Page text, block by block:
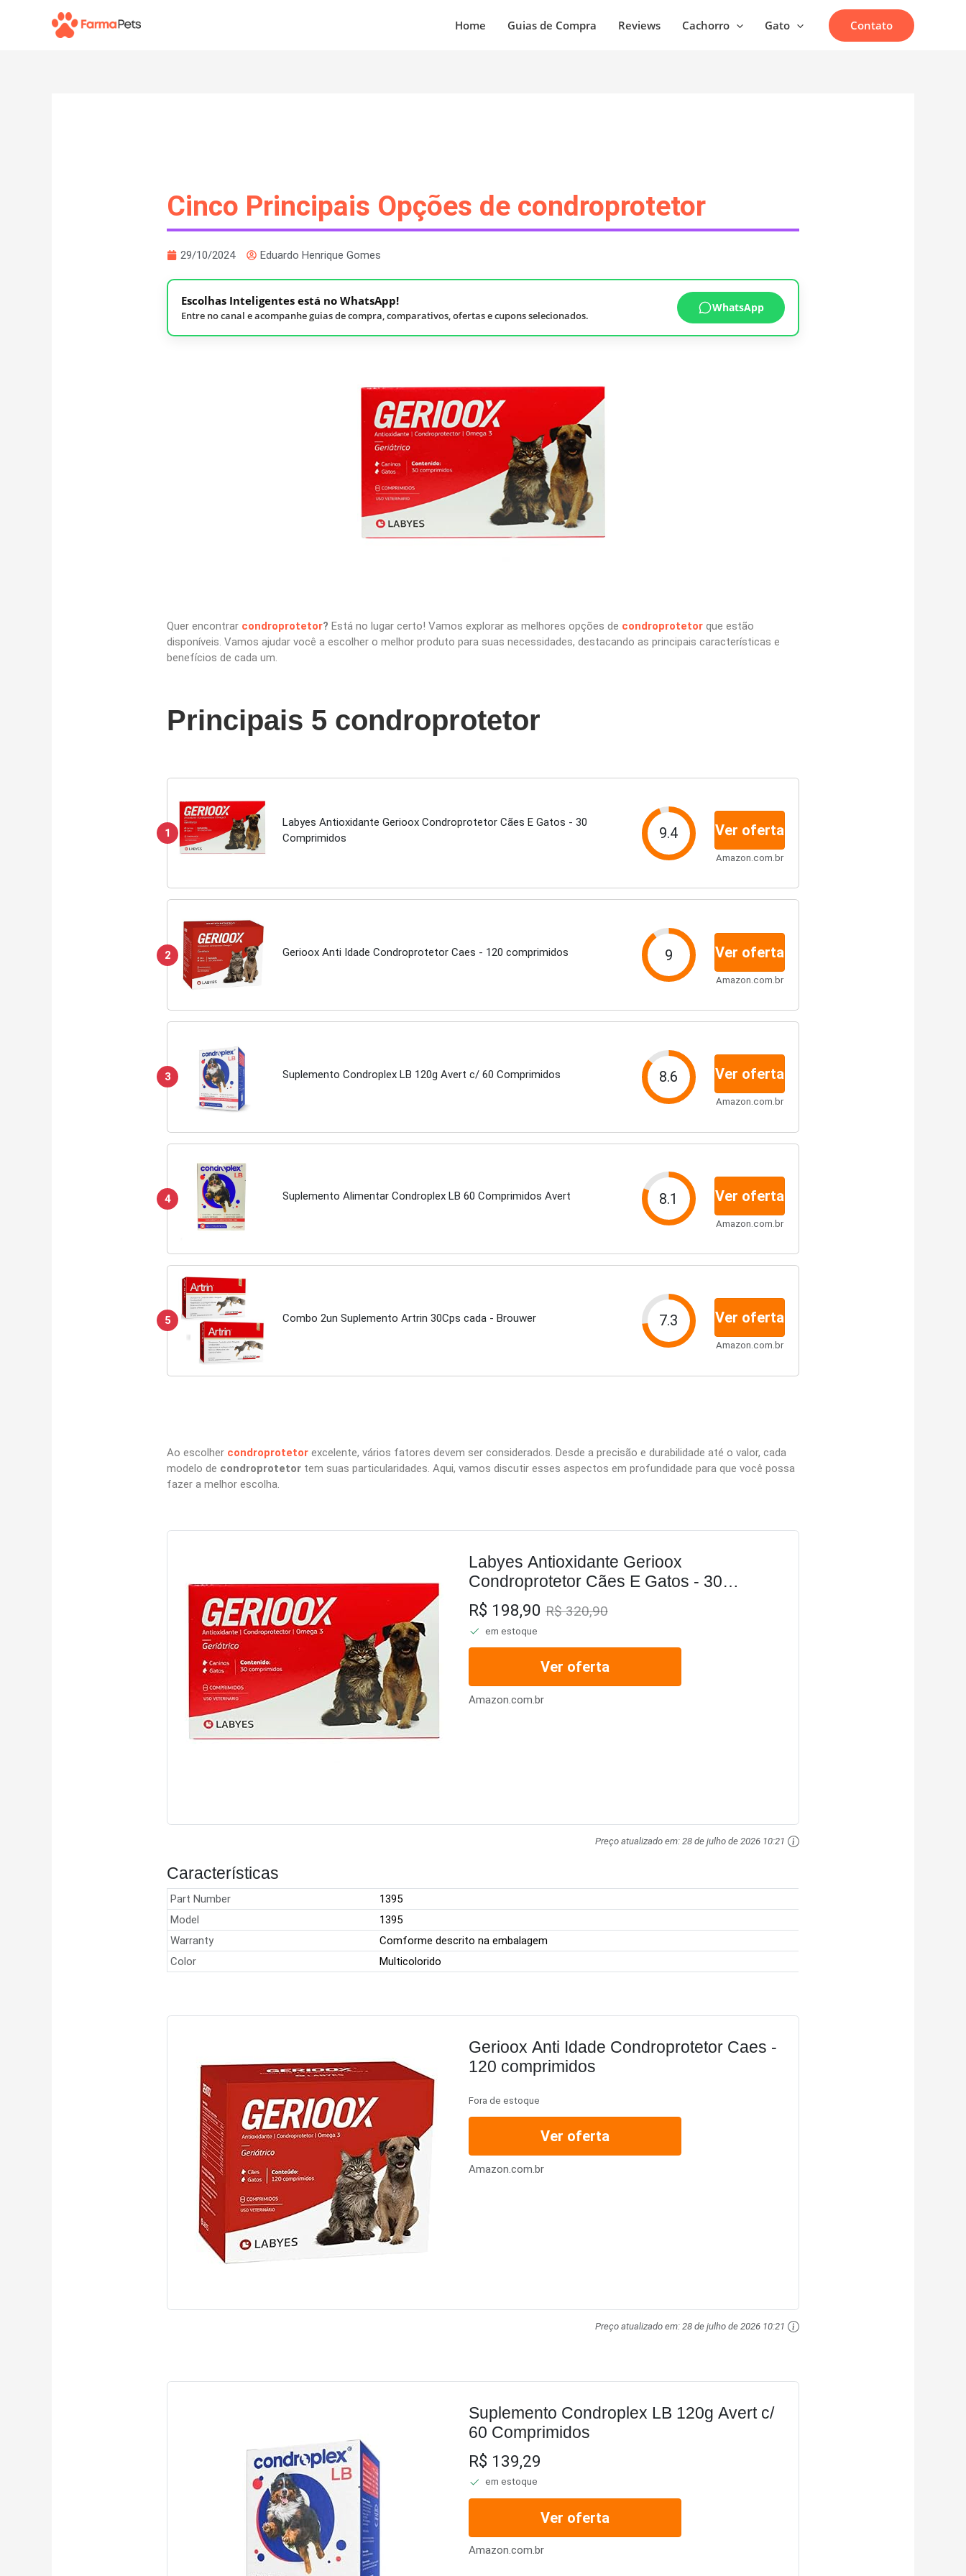
Home Guias de Compra Reviews Cachorro Gato Contato
Cinco Principais Opções de condroprotetor
29/10/2024 Eduardo Henrique Gomes
Escolhas Inteligentes está no WhatsApp!
Entre no canal e acompanhe guias de compra, comparativos, ofertas e cupons selecionados.
WhatsApp
Quer encontrar condroprotetor? Está no lugar certo! Vamos explorar as melhores opções de condroprotetor que estão
disponíveis. Vamos ajudar você a escolher o melhor produto para suas necessidades, destacando as principais características e
benefícios de cada um.
Principais 5 condroprotetor
1
Labyes Antioxidante Gerioox Condroprotetor Cães E Gatos - 30
Comprimidos
9.4 Ver oferta
Amazon.com.br
2 Gerioox Anti Idade Condroprotetor Caes - 120 comprimidos 9 Ver oferta
Amazon.com.br
3 Suplemento Condroplex LB 120g Avert c/ 60 Comprimidos 8.6 Ver oferta
Amazon.com.br
4 Suplemento Alimentar Condroplex LB 60 Comprimidos Avert 8.1 Ver oferta
Amazon.com.br
5 Combo 2un Suplemento Artrin 30Cps cada - Brouwer 7.3 Ver oferta
Amazon.com.br
Ao escolher condroprotetor excelente, vários fatores devem ser considerados. Desde a precisão e durabilidade até o valor, cada
modelo de condroprotetor tem suas particularidades. Aqui, vamos discutir esses aspectos em profundidade para que você possa
fazer a melhor escolha.
Labyes Antioxidante Gerioox
Condroprotetor Cães E Gatos - 30
Comprimidos
R$ 198,90 R$ 320,90
em estoque
Ver oferta
Amazon.com.br
Preço atualizado em: 28 de julho de 2026 10:21
Características
Part Number
1395
Model
1395
Warranty
Comforme descrito na embalagem
Color
Multicolorido
Gerioox Anti Idade Condroprotetor Caes -
120 comprimidos
Fora de estoque
Ver oferta
Amazon.com.br
Preço atualizado em: 28 de julho de 2026 10:21
Suplemento Condroplex LB 120g Avert c/
60 Comprimidos
R$ 139,29
em estoque
Ver oferta
Amazon.com.br